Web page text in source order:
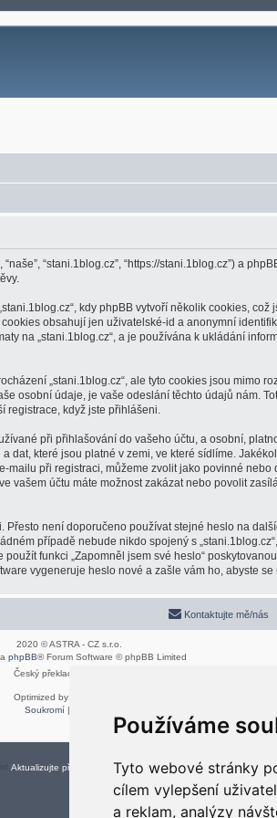
Používáme
Tyto webové stránky
cílem vylepšení
a reklam, analýzy
“stani.1blog.cz”, “https://stani.1blog.cz”) a
kdy phpBB vytvoří několik cookies, což
obsahují jen uživatelské-id a anonymní
na „stani.1blog.cz“, a je používána k ukládání
„stani.1blog.cz“, ale tyto cookies jsou mimo
osobní údaje, je vaše odeslání těchto údajů nám.
registrace, když jste přihlášeni.
při přihlašování do vašeho účtu, a osobní,
dat, které jsou platné v zemi, ve které sídlíme.
mailu při registraci, můžeme zvolit jako povinné
vašem účtu máte možnost zakázat nebo povolit
není doporučeno používat stejné heslo na
případě nebude nikdo spojený s
funkci „Zapomněl jsem své heslo“
vygeneruje heslo nové a zašle vám ho, abyste se
Kontaktujte mě/nás
2020 © ASTRA - CZ s.r.o.
phpBB® Forum Software © phpBB Limited
Český překlad –
Optimized by:
Soukromí|
Aktualizujte předvolby souborů cookies